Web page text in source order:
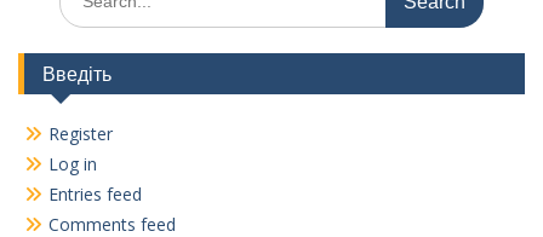
for:
Введіть
Register
Log in
Entries feed
Comments feed